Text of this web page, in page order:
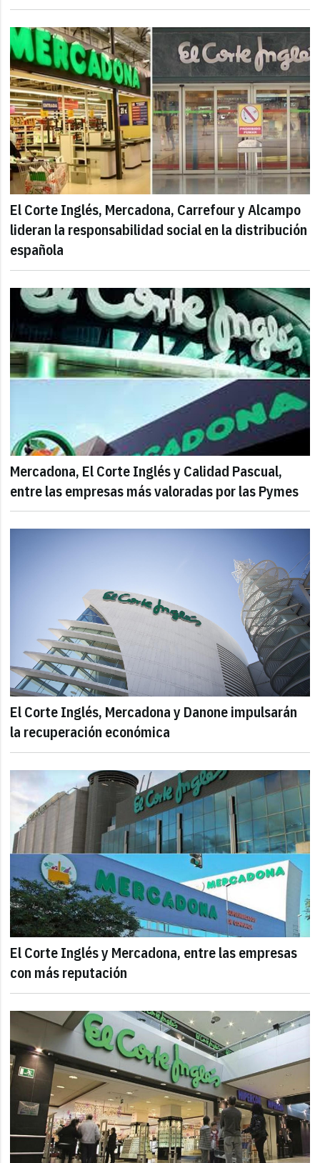
El Corte Inglés, Mercadona, Carrefour y Alcampo
lideran la responsabilidad social en la distribución
española
Mercadona, El Corte Inglés y Calidad Pascual,
entre las empresas más valoradas por las Pymes
El Corte Inglés, Mercadona y Danone impulsarán
la recuperación económica
El Corte Inglés y Mercadona, entre las empresas
con más reputación